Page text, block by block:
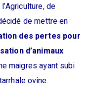
de
de mettre en
des pertes pour
d’animaux
maigres ayant subi
ovine.